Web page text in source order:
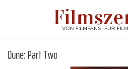
VON FILMFANS, FÜR
Dune: Part Two